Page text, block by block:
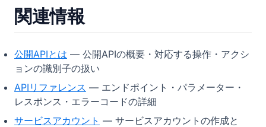
関連情報
公開APIとは — 公開APIの概要・対応する操作・アクシ
ョンの識別子の扱い
APIリファレンス — エンドポイント・パラメーター・
レスポンス・エラーコードの詳細
サービスアカウント — サービスアカウントの作成と